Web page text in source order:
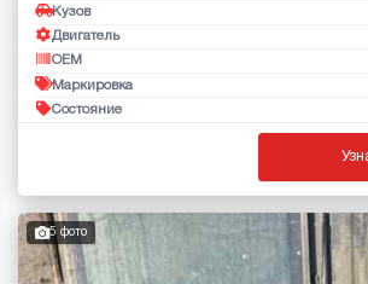
Кузов
Двигатель
OEM
Маркировка
Состояние
5 фото